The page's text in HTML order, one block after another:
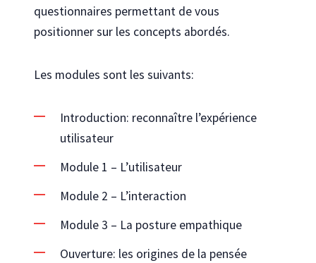
questionnaires permettant de vous
positionner sur les concepts abordés.
Les modules sont les suivants:
Introduction: reconnaître l’expérience
utilisateur
Module 1 – L’utilisateur
Module 2 – L’interaction
Module 3 – La posture empathique
Ouverture: les origines de la pensée